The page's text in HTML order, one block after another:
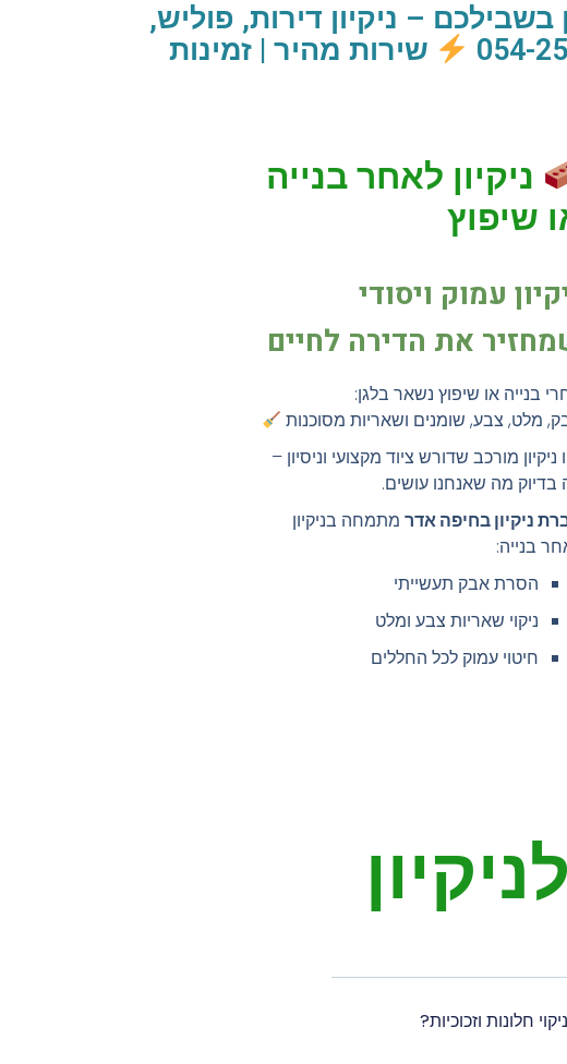
– ניקיון דירות, פוליש,
שירות מהיר | זמינות
ניקיון לאחר בנייה
שיפוץ
עמוק ויסודי
את הדירה לחיים
בנייה או שיפוץ נשאר בלגן:
מלט, צבע, שומנים ושאריות מסוכנות
ניקיון מורכב שדורש ציוד מקצועי וניסיון –
בדיוק מה שאנחנו עושים.
ניקיון בחיפה אדרמתמחה בניקיון
בנייה:
הסרת אבק תעשייתי
ניקוי שאריות צבע ומלט
חיטוי עמוק לכל החללים
חלונות וזכוכיות?